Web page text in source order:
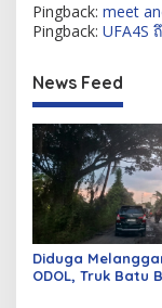
Pingback: meet
Pingback: UFA4S
News Feed
Diduga
ODOL, Truk Batu